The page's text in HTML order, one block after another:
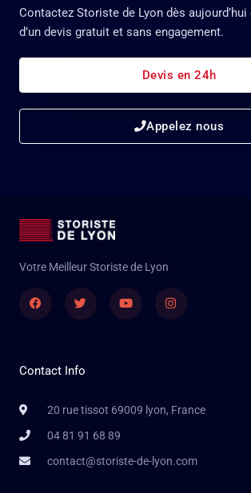
Contactez Storiste de Lyon dès
d’un devis gratuit et sans engagement.
Devis en 24h
Appelez nous
Votre Meilleur Storiste de Lyon
FacebookTwitter YoutubeInstagram
Contact Info
20 rue tissot 69009 lyon, France
04 81 91 68 89
contact@storiste-de-lyon.com